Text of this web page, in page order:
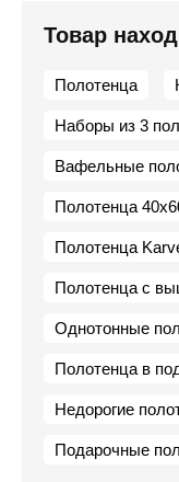
Товар
Полотенца
Наборы из 3
Вафельные
Полотенца
Полотенца
Полотенца с
Однотонные
Полотенца в
Недорогие
Подарочные